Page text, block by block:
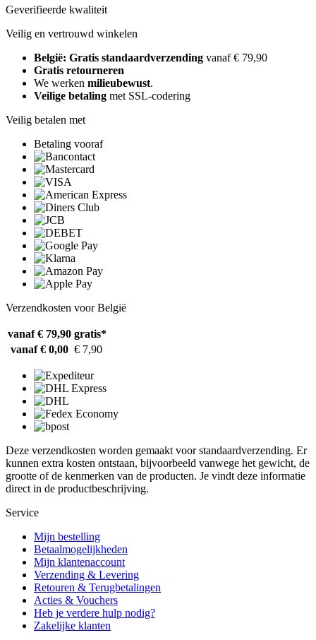
Geverifieerde kwaliteit
Veilig en vertrouwd winkelen
België: Gratis standaardverzending vanaf € 79,90
Gratis retourneren
We werken milieubewust.
Veilige betaling met SSL-codering
Veilig betalen met
Betaling vooraf
Verzendkosten voor België
vanaf € 79,90 gratis*
vanaf € 0,00 € 7,90
Deze verzendkosten worden gemaakt voor standaardverzending. Er
kunnen extra kosten ontstaan, bijvoorbeeld vanwege het gewicht, de
grootte of de kenmerken van de producten. Je vindt deze informatie
direct in de productbeschrijving.
Service
Mijn bestelling
Betaalmogelijkheden
Mijn klantenaccount
Verzending & Levering
Retouren & Terugbetalingen
Acties & Vouchers
Heb je verdere hulp nodig?
Zakelijke klanten